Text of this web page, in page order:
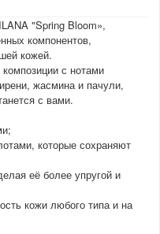
"Spring Bloom»,
компонентов,
кожей.
с нотами
жасмина и пачули,
с вами.
которые сохраняют
её более упругой и
кожи любого типа и на